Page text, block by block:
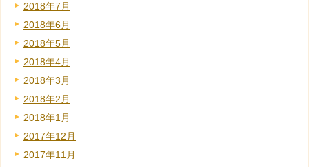
2018年7月
2018年6月
2018年5月
2018年4月
2018年3月
2018年2月
2018年1月
2017年12月
2017年11月